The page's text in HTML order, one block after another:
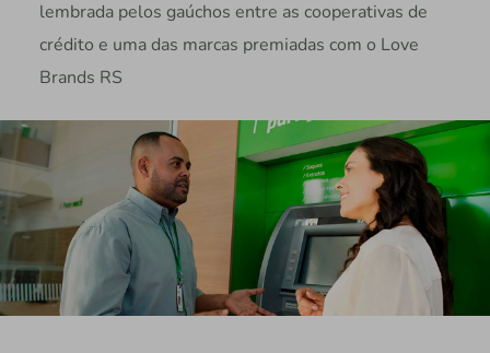
lembrada pelos gaúchos entre as cooperativas de
crédito e uma das marcas premiadas com o Love
Brands RS